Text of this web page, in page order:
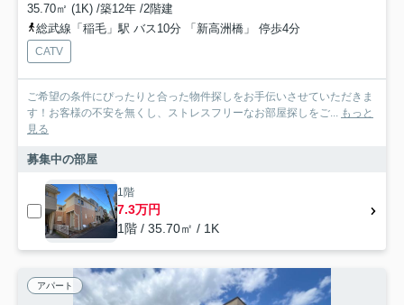
35.70㎡ (1K) /築12年 /2階建
総武線「稲毛」駅 バス10分 「新高洲橋」 停歩4分
CATV
ご希望の条件にぴったりと合った物件探しをお手伝いさせていただきま
す！お客様の不安を無くし、ストレスフリーなお部屋探しをご... もっと
見る
募集中の部屋
1階
7.3万円
1階 / 35.70㎡ / 1K
アパート